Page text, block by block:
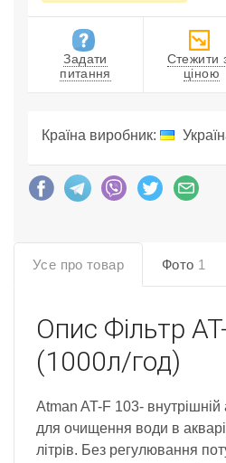
Задати
питання
Стежити
ціною
Країна виробник:
Усе про товар Фото 1
Опис Фільтр
(1000л/год)
Atman AT-F 103- внутрішній
для очищення води в
літрів. Без регулювання